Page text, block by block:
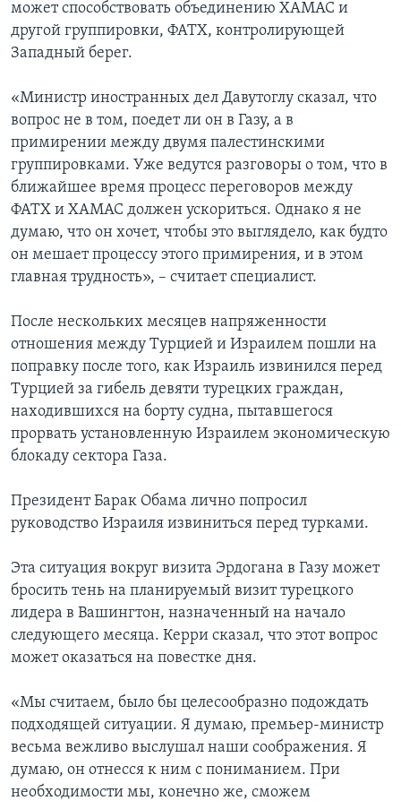
может способствовать объединению ХАМАС и
другой группировки, ФАТХ, контролирующей
Западный берег.
«Министр иностранных дел Давутоглу сказал, что
вопрос не в том, поедет ли он в Газу, а в
примирении между двумя палестинскими
группировками. Уже ведутся разговоры о том, что в
ближайшее время процесс переговоров между
ФАТХ и ХАМАС должен ускориться. Однако я не
думаю, что он хочет, чтобы это выглядело, как будто
он мешает процессу этого примирения, и в этом
главная трудность», – считает специалист.
После нескольких месяцев напряженности
отношения между Турцией и Израилем пошли на
поправку после того, как Израиль извинился перед
Турцией за гибель девяти турецких граждан,
находившихся на борту судна, пытавшегося
прорвать установленную Израилем экономическую
блокаду сектора Газа.
Президент Барак Обама лично попросил
руководство Израиля извиниться перед турками.
Эта ситуация вокруг визита Эрдогана в Газу может
бросить тень на планируемый визит турецкого
лидера в Вашингтон, назначенный на начало
следующего месяца. Керри сказал, что этот вопрос
может оказаться на повестке дня.
«Мы считаем, было бы целесообразно подождать
подходящей ситуации. Я думаю, премьер-министр
весьма вежливо выслушал наши соображения. Я
думаю, он отнесся к ним с пониманием. При
необходимости мы, конечно же, сможем